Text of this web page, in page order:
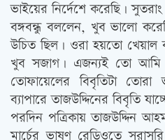
ভাইয়ের নির্দেশে করেছি।
বঙ্গবন্ধু বললেন, খুব ভালো
উচিত ছিল। ওরা হয়তো খেয়াল
খুব সজাগ। এজন্যই তো
তোফায়েলের বিবৃতিটা
ব্যাপারে তাজউদ্দিনের বিবৃতি
পরদিন পত্রিকায় তাজউদ্দিন